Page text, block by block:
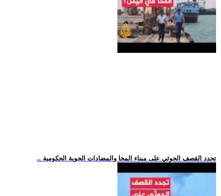
.. تجدد القصف الحوثي على ميناء المخا والمضادات الجوية الحكومية